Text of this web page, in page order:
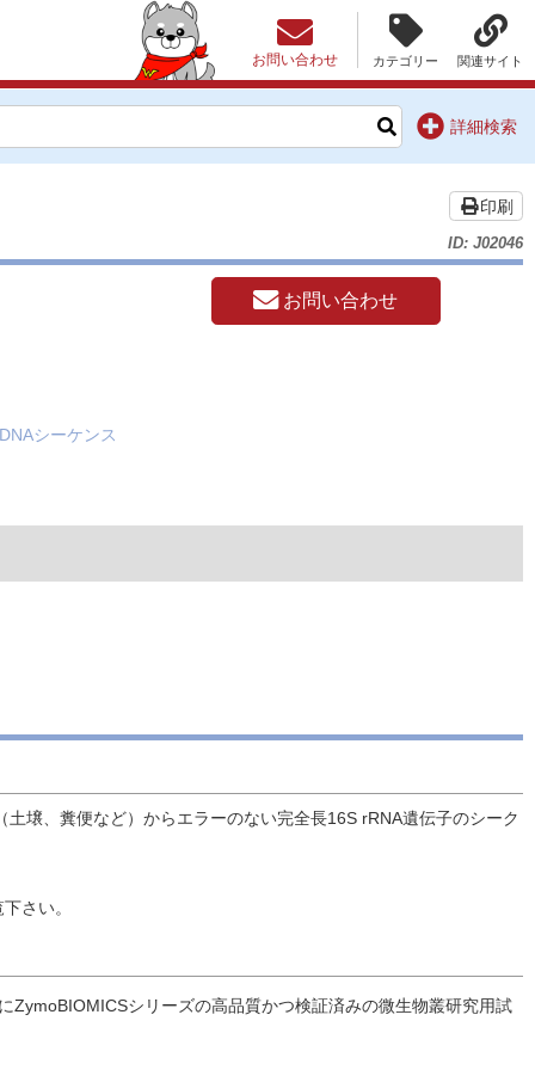
カテゴリー 関連サイト
お問い合わせ
詳細検索
ID: J02046
印刷
お問い合わせ
シーケンス
壌、糞便など）からエラーのない完全長16S rRNA遺伝子のシーク
さい。
シリーズの高品質かつ検証済みの微生物叢研究用試